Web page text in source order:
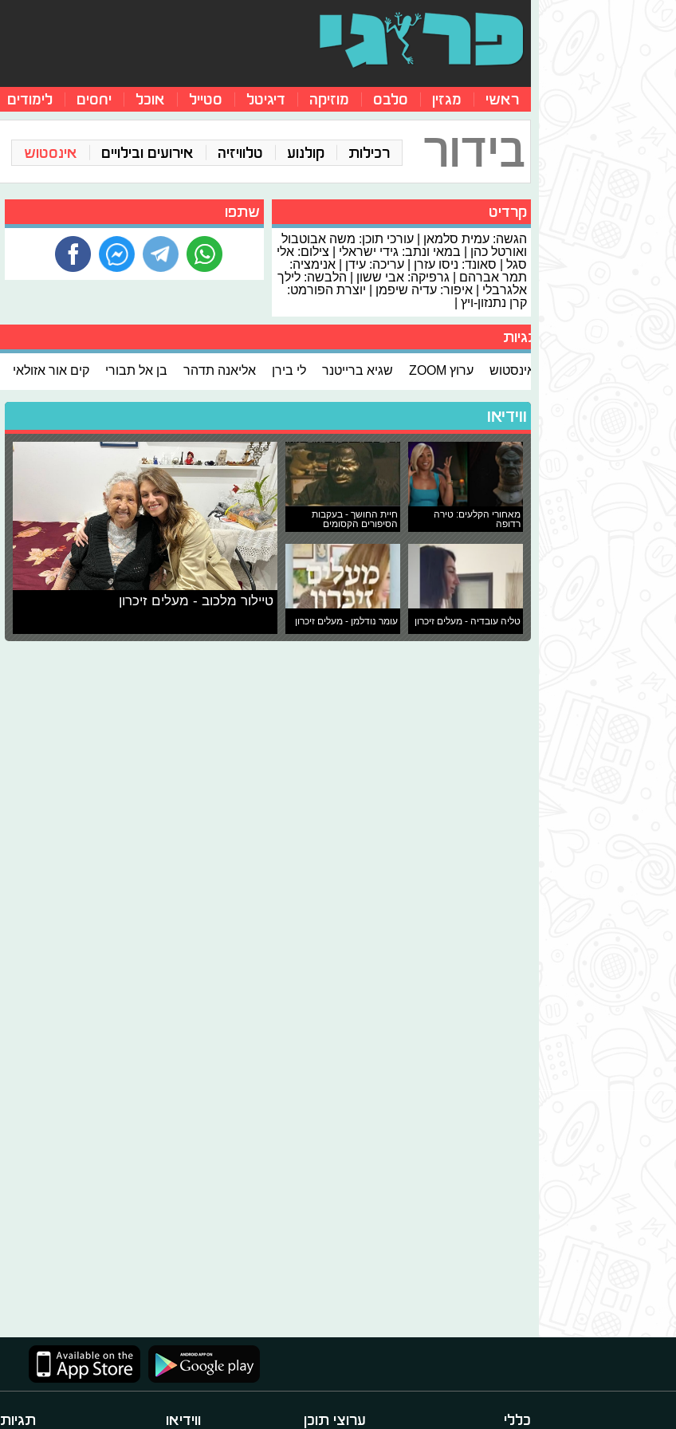
ראשי מגזין סלבס מוזיקה דיגיטל סטייל אוכל יחסים לימודים
בידור רכילות קולנוע טלוויזיה אירועים ובילויים אינסטוש
קרדיט
הגשה: עמית סלמאן | עורכי תוכן: משה אבוטבול
ואורטל כהן | במאי ונתב: גידי ישראלי | צילום: אלי
סגל | סאונד: ניסו עזרן | עריכה: עידן | אנימציה:
תמר אברהם | גרפיקה: אבי ששון | הלבשה: לילך
אלגרבלי | איפור: עדיה שיפמן | יוצרת הפורמט:
קרן נתנזון-ויץ |
שתפו
תגיות
אינסטוש ערוץ ZOOM שגיא ברייטנר לי בירן אליאנה תדהר בן אל תבורי קים אור אזולאי
ווידיאו
מאחורי הקלעים: טירה
רדופה
חיית החושך - בעקבות
הסיפורים הקסומים
טליה עובדיה - מעלים זיכרון עומר נודלמן - מעלים זיכרון
טיילור מלכוב - מעלים זיכרון
כללי ערוצי תוכן ווידיאו תגיות